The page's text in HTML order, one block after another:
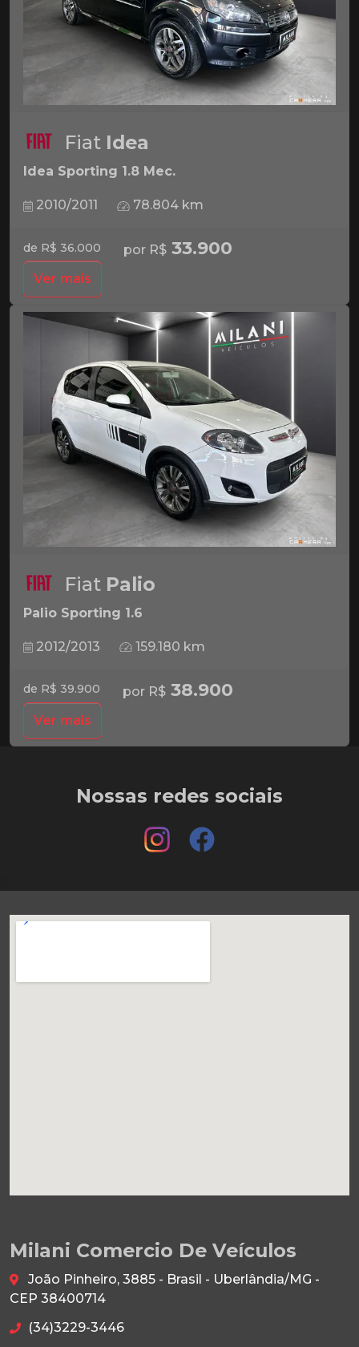
Fiat Idea
Idea Sporting 1.8 Mec.
2010/2011 78.804 km
de R$ 36.000 por R$ 33.900
Ver mais
Fiat Palio
Palio Sporting 1.6
2012/2013 159.180 km
de R$ 39.900 por R$ 38.900
Ver mais
Nossas redes sociais
Milani Comercio De Veículos
João Pinheiro, 3885 - Brasil - Uberlândia/MG -
CEP 38400714
(34)3229-3446